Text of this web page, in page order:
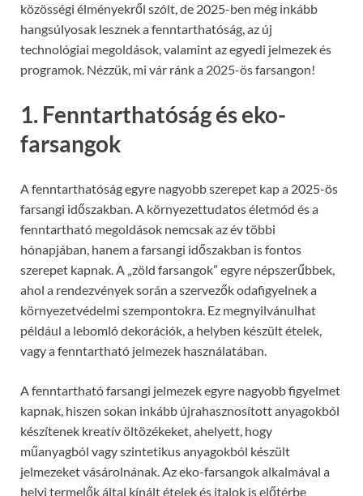
közösségi élményekről szólt, de 2025-ben még inkább
hangsúlyosak lesznek a fenntarthatóság, az új
technológiai megoldások, valamint az egyedi jelmezek és
programok. Nézzük, mi vár ránk a 2025-ös farsangon!
1. Fenntarthatóság és eko-
farsangok
A fenntarthatóság egyre nagyobb szerepet kap a 2025-ös
farsangi időszakban. A környezettudatos életmód és a
fenntartható megoldások nemcsak az év többi
hónapjában, hanem a farsangi időszakban is fontos
szerepet kapnak. A „zöld farsangok” egyre népszerűbbek,
ahol a rendezvények során a szervezők odafigyelnek a
környezetvédelmi szempontokra. Ez megnyilvánulhat
például a lebomló dekorációk, a helyben készült ételek,
vagy a fenntartható jelmezek használatában.
A fenntartható farsangi jelmezek egyre nagyobb figyelmet
kapnak, hiszen sokan inkább újrahasznosított anyagokból
készítenek kreatív öltözékeket, ahelyett, hogy
műanyagból vagy szintetikus anyagokból készült
jelmezeket vásárolnának. Az eko-farsangok alkalmával a
helyi termelők által kínált ételek és italok is előtérbe